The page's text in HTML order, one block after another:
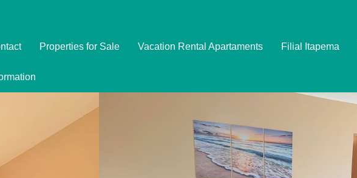
Properties for Sale Vacation Rental Apartaments
Termo e Condições para Reservar
Filial Itapema